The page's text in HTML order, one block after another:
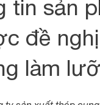
tin sản
đề
làm